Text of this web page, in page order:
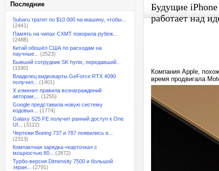
Последние
Subaru тратит по $10 000 на машину, чтобы...
(2441)
Память на чипах CXMT покорила рубеж...
(2488)
Китай обошёл США по расходам на
научные...
(2523)
Бывший сотрудник SK hynix, передавший...
(1590)
Владелец видеокарты GeForce RTX 4090
получил...
(1401)
X изменит правила вознаграждений
авторам,...
(1255)
Google представила новую систему
кодовых...
(1774)
Galaxy S25 FE получит ранний доступ к One
UI...
(3122)
Чертежи Boeing 737 и 787 появились в...
(2313)
Компактная зарядка-«карточка» с
мощностью 80...
(2872)
Турбо-версия Dimensity 7500 и большой
экран...
(2791)
Будущие
работает над
Компания Apple,
время продвигала